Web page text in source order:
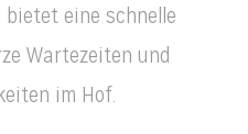
eine schnelle
Wartezeiten und
im Hof.